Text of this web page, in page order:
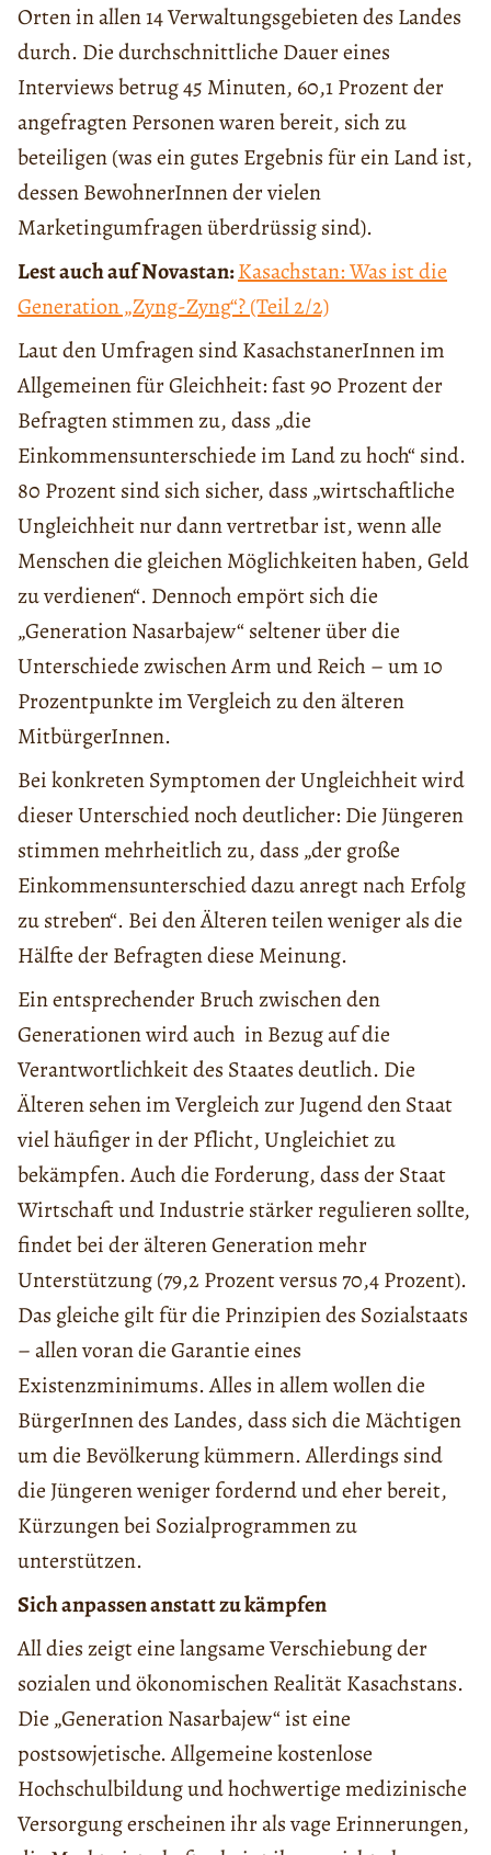
Orten in allen 14 Verwaltungsgebieten des Landes
durch. Die durchschnittliche Dauer eines
Interviews betrug 45 Minuten, 60,1 Prozent der
angefragten Personen waren bereit, sich zu
beteiligen (was ein gutes Ergebnis für ein Land ist,
dessen BewohnerInnen der vielen
Marketingumfragen überdrüssig sind).
Lest auch auf Novastan:Kasachstan: Was ist die
Generation „Zyng-Zyng“? (Teil 2/2)
Laut den Umfragen sind KasachstanerInnen im
Allgemeinen für Gleichheit: fast 90 Prozent der
Befragten stimmen zu, dass „die
Einkommensunterschiede im Land zu hoch“ sind.
80 Prozent sind sich sicher, dass „wirtschaftliche
Ungleichheit nur dann vertretbar ist, wenn alle
Menschen die gleichen Möglichkeiten haben, Geld
zu verdienen“. Dennoch empört sich die
„Generation Nasarbajew“ seltener über die
Unterschiede zwischen Arm und Reich – um 10
Prozentpunkte im Vergleich zu den älteren
MitbürgerInnen.
Bei konkreten Symptomen der Ungleichheit wird
dieser Unterschied noch deutlicher: Die Jüngeren
stimmen mehrheitlich zu, dass „der große
Einkommensunterschied dazu anregt nach Erfolg
zu streben“. Bei den Älteren teilen weniger als die
Hälfte der Befragten diese Meinung.
Ein entsprechender Bruch zwischen den
Generationen wird auch in Bezug auf die
Verantwortlichkeit des Staates deutlich. Die
Älteren sehen im Vergleich zur Jugend den Staat
viel häufiger in der Pflicht, Ungleichiet zu
bekämpfen. Auch die Forderung, dass der Staat
Wirtschaft und Industrie stärker regulieren sollte,
findet bei der älteren Generation mehr
Unterstützung (79,2 Prozent versus 70,4 Prozent).
Das gleiche gilt für die Prinzipien des Sozialstaats
– allen voran die Garantie eines
Existenzminimums. Alles in allem wollen die
BürgerInnen des Landes, dass sich die Mächtigen
um die Bevölkerung kümmern. Allerdings sind
die Jüngeren weniger fordernd und eher bereit,
Kürzungen bei Sozialprogrammen zu
unterstützen.
Sich anpassen anstatt zu kämpfen
All dies zeigt eine langsame Verschiebung der
sozialen und ökonomischen Realität Kasachstans.
Die „Generation Nasarbajew“ ist eine
postsowjetische. Allgemeine kostenlose
Hochschulbildung und hochwertige medizinische
Versorgung erscheinen ihr als vage Erinnerungen,